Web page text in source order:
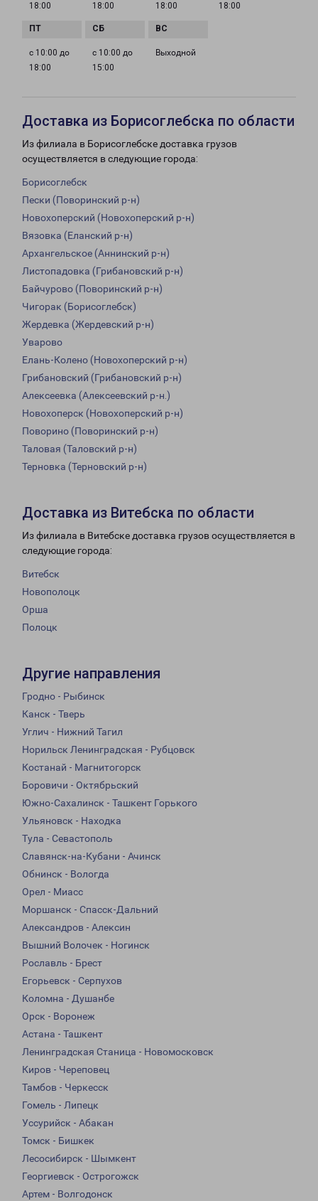
18:00
18:00
18:00
18:00
с 10:00 до
18:00
с 10:00 до
15:00
Выходной
Доставка из Борисоглебска по области
Из филиала в Борисоглебске доставка грузов
осуществляется в следующие города:
Борисоглебск
Пески (Поворинский р-н)
Новохоперский (Новохоперский р-н)
Вязовка (Еланский р-н)
Архангельское (Аннинский р-н)
Листопадовка (Грибановский р-н)
Байчурово (Поворинский р-н)
Чигорак (Борисоглебск)
Жердевка (Жердевский р-н)
Уварово
Елань-Колено (Новохоперский р-н)
Грибановский (Грибановский р-н)
Алексеевка (Алексеевский р-н.)
Новохоперск (Новохоперский р-н)
Поворино (Поворинский р-н)
Таловая (Таловский р-н)
Терновка (Терновский р-н)
Доставка из Витебска по области
Из филиала в Витебске доставка грузов осуществляется в
следующие города:
Витебск
Новополоцк
Орша
Полоцк
Другие направления
Гродно - Рыбинск
Канск - Тверь
Углич - Нижний Тагил
Норильск Ленинградская - Рубцовск
Костанай - Магнитогорск
Боровичи - Октябрьский
Южно-Сахалинск - Ташкент Горького
Ульяновск - Находка
Тула - Севастополь
Славянск-на-Кубани - Ачинск
Обнинск - Вологда
Орел - Миасс
Моршанск - Спасск-Дальний
Александров - Алексин
Вышний Волочек - Ногинск
Рославль - Брест
Егорьевск - Серпухов
Коломна - Душанбе
Орск - Воронеж
Астана - Ташкент
Ленинградская Станица - Новомосковск
Киров - Череповец
Тамбов - Черкесск
Гомель - Липецк
Уссурийск - Абакан
Томск - Бишкек
Лесосибирск - Шымкент
Георгиевск - Острогожск
Артем - Волгодонск